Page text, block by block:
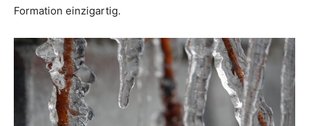
Formation einzigartig.